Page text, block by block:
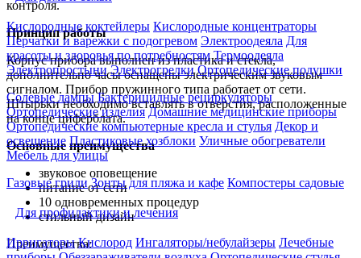
Кислородные коктейлеры Кислородные концентраторы
Перчатки и варежки с подогревом Электроодеяла Для
красоты и здоровья по потребностям Термоодеяла
Электропростыни Электрогрелки Ортопедические подушки
Солевые лампы Бактерицидные рециркуляторы
Ортопедические изделия Домашние медицинские приборы
Ортопедические компьютерные кресла и стулья Декор и
освещение Пластиковые хозблоки Уличные обогреватели
Мебель для улицы
Газовые грили Зонты для пляжа и кафе Компостеры садовые
Для профилактики и лечения
Ирригаторы Кислород Ингаляторы/небулайзеры Лечебные
контроля.
Принцип работы
Корпус прибора выполнен из пластика и стекла,
дополнительно часы оснащены электрическим звуковым
сигналом. Прибор пружинного типа работает от сети.
Штырьки необходимо вставлять в отверстия, расположенные
на конце циферблата.
Основные преимущества
звуковое оповещение
питание от сети
10 одновременных процедур
стильный дизайн
Преимущества: